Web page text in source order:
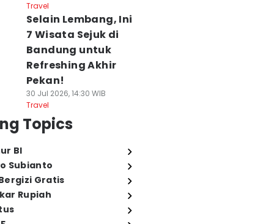
Travel
Selain Lembang, Ini
7 Wisata Sejuk di
Bandung untuk
Refreshing Akhir
Pekan!
30 Jul 2026, 14:30 WIB
Travel
Topics
BI
Subianto
Gratis
Rupiah